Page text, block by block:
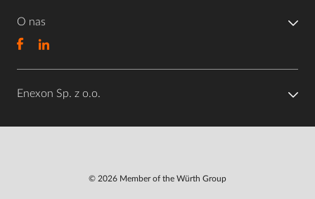
O nas
Enexon Sp. z o.o.
© 2026 Member of the Würth Group